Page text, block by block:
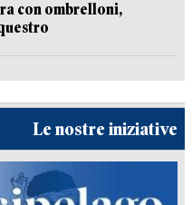
con ombrelloni,
Le nostre iniziative